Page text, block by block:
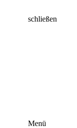
schließen
Menü